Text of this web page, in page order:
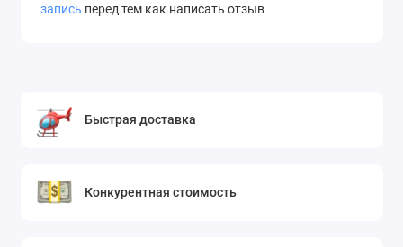
запись перед тем как написать отзыв
Быстрая доставка
Конкурентная стоимость